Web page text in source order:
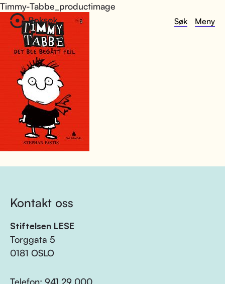
Søk Meny
Timmy-Tabbe_productimage
Kontakt oss
Stiftelsen LESE
Torggata 5
0181 OSLO
Telefon: 941 29 000